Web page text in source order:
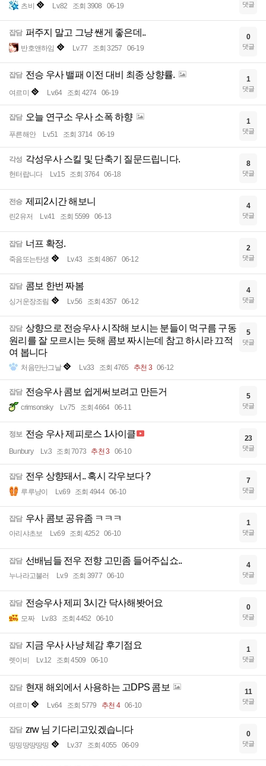
츠비 Lv.82 조회 3908 06-19 댓글
잡담 퍼주지 말고 그냥 쌘게 좋은데..
반호앤하임 Lv.77 조회 3257 06-19
0
댓글
잡담 전승 우사 밸패 이전 대비 최종 상향률.
여르미 Lv.64 조회 4274 06-19
1
댓글
잡담 오늘 연구소 우사 소폭 하향
푸른해안 Lv.51 조회 3714 06-19
1
댓글
각성 각성우사 스킬 및 단축기 질문드립니다.
헌터랍니다 Lv.15 조회 3764 06-18
8
댓글
전승 제피2시간 해보니
린2유저 Lv.41 조회 5599 06-13
4
댓글
잡담 너프 확정.
죽음또는탄생 Lv.43 조회 4867 06-12
2
댓글
잡담 콤보 한번 짜봄
싱거운장조림 Lv.56 조회 4357 06-12
4
댓글
잡담 상향으로 전승우사 시작해 보시는 분들이 먹구름 구동
원리를 잘 모르시는 듯해 콤보 짜시는데 참고 하시라 끄적
여 봅니다
처음만난그날 Lv.33 조회 4765 추천 3 06-12
5
댓글
잡담 전승우사 콤보 쉽게써보려고 만든거
crimsonsky Lv.75 조회 4664 06-11
5
댓글
정보 전승 우사 제피로스 1사이클
Bunbury Lv.3 조회 7073 추천 3 06-10
23
댓글
잡담 전우 상향돼서.. 혹시 각우보다 ?
루루냥이 Lv.69 조회 4944 06-10
7
댓글
잡담 우사 콤보 공유좀 ㅋㅋㅋ
아리샤초보 Lv.69 조회 4252 06-10
1
댓글
잡담 선배님들 전우 전향 고민좀 들어주십쇼..
누나라고불러 Lv.9 조회 3977 06-10
4
댓글
잡담 전승우사 제피 3시간 닥사해봣어요
모짜 Lv.83 조회 4452 06-10
0
댓글
잡담 지금 우사 사냥 체감 후기점요
렛이비 Lv.12 조회 4509 06-10
1
댓글
잡담 현재 해외에서 사용하는 고DPS 콤보
여르미 Lv.64 조회 5779 추천 4 06-10
11
댓글
잡담 zrw 님 기다리고있겠습니다
띵띵땅땅땅띵 Lv.37 조회 4055 06-09
0
댓글